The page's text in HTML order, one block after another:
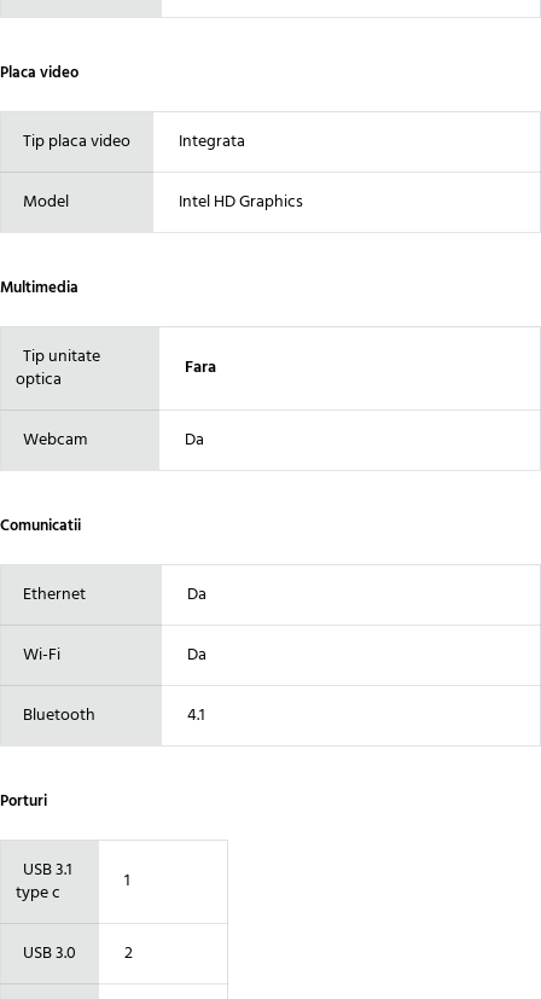
Placa video
Tip placa video Integrata
Model Intel HD Graphics
Multimedia
Tip unitate
optica
Fara
Webcam Da
Comunicatii
Ethernet Da
Wi-Fi Da
Bluetooth 4.1
Porturi
USB 3.1
type c
1
USB 3.0 2